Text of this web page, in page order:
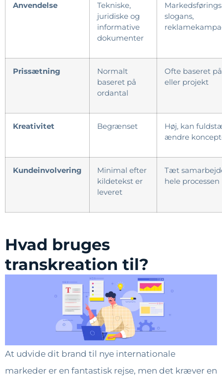
Anvendelse
Tekniske,
juridiske og
informative
dokumenter
slogans,
Prissætning
Normalt
baseret på
ordantal
Ofte baseret
eller projekt
Kreativitet Begrænset
Høj, kan
ændre
Kundeinvolvering
Minimal efter
kildetekst er
leveret
Tæt
hele processen
Hvad bruges
transkreation til?
At udvide dit brand til nye internationale
markeder er en fantastisk rejse, men det kræver en